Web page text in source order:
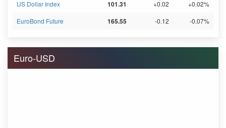
US Dollar Index
101.31 +0.02
+0.02%
EuroBond Future
165.55 -0.12 -0.07%
Euro-USD